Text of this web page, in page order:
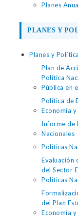
Planes
PLANES Y
Planes y
Plan de
Política
Pública en
Política de
Economía y
Informe de
Nacionales
Políticas
Evaluación
del Sector
Políticas
del Plan
Economía y